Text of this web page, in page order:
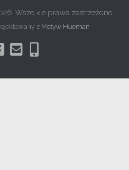
Wszelkie prawa zastrzeżone
z Motyw Hueman